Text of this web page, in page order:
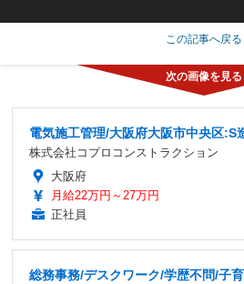
この記事へ戻る
電気施工管理/大阪府大阪市中央区:S
株式会社コプロコンストラクション
大阪府
月給22万円～27万円
正社員
総務事務/デスクワーク/学歴不問/子